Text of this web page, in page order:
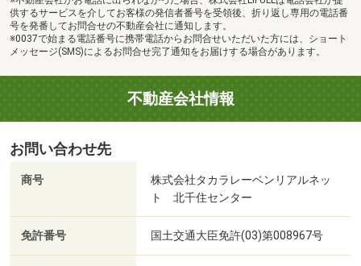
供するサービスを介してお客様の発信者番号を受領後、折り返し専用の電話番
号を発番してお問合せの不動産会社に通知します。
※0037で始まる電話番号に携帯電話からお問合せいただいた方には、ショート
メッセージ(SMS)によるお問合せ完了通知をお届けする場合があります。
不動産会社情報
お問い合わせ先
商号
株式会社タカラレーベンリアルネッ
ト 北千住センター
免許番号 国土交通大臣免許(03)第008967号